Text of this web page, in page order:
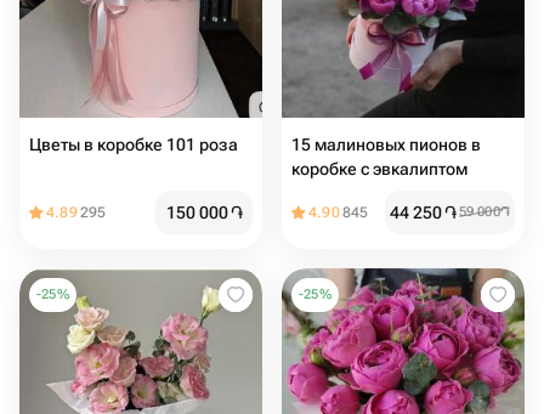
Цветы в коробке 101 роза
4.89295 150 000֏
15 малиновых пионов в
коробке с эвкалиптом
4.90845 44 250֏59 000֏
-25% -25%